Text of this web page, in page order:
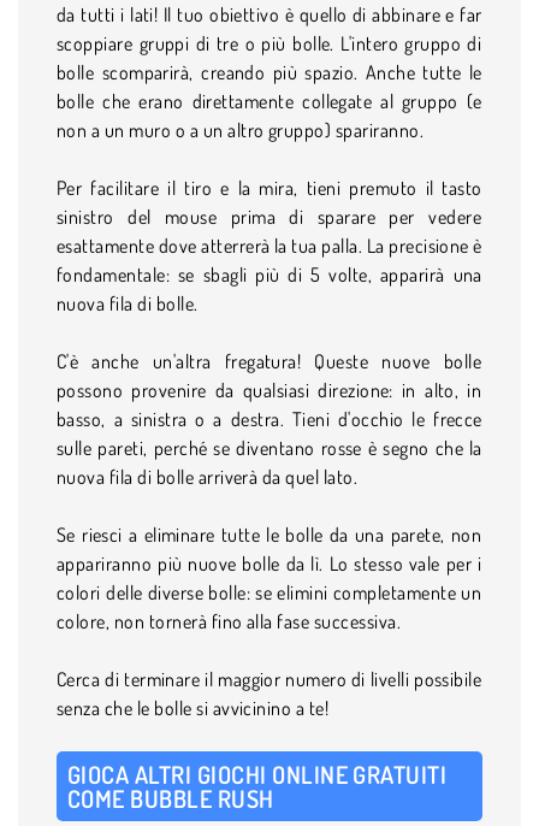
da tutti i lati! Il tuo obiettivo è quello di abbinare e far
scoppiare gruppi di tre o più bolle. L'intero gruppo di
bolle scomparirà, creando più spazio. Anche tutte le
bolle che erano direttamente collegate al gruppo (e
non a un muro o a un altro gruppo) spariranno.
Per facilitare il tiro e la mira, tieni premuto il tasto
sinistro del mouse prima di sparare per vedere
esattamente dove atterrerà la tua palla. La precisione è
fondamentale: se sbagli più di 5 volte, apparirà una
nuova fila di bolle.
C'è anche un'altra fregatura! Queste nuove bolle
possono provenire da qualsiasi direzione: in alto, in
basso, a sinistra o a destra. Tieni d'occhio le frecce
sulle pareti, perché se diventano rosse è segno che la
nuova fila di bolle arriverà da quel lato.
Se riesci a eliminare tutte le bolle da una parete, non
appariranno più nuove bolle da lì. Lo stesso vale per i
colori delle diverse bolle: se elimini completamente un
colore, non tornerà fino alla fase successiva.
Cerca di terminare il maggior numero di livelli possibile
senza che le bolle si avvicinino a te!
GIOCA ALTRI GIOCHI ONLINE GRATUITI
COME BUBBLE RUSH